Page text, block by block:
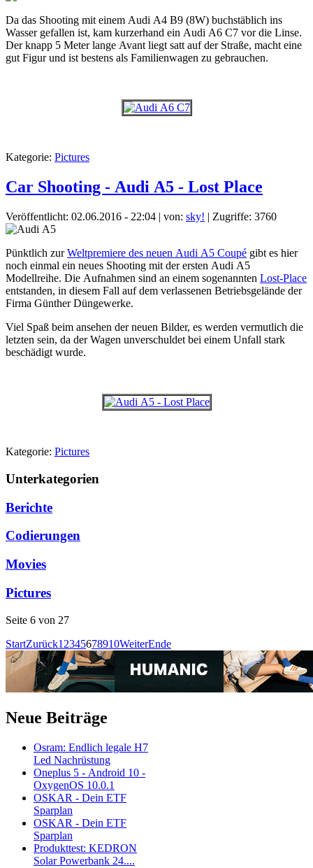
Da das Shooting mit einem Audi A4 B9 (8W) buchstäblich ins
Wasser gefallen ist, kam kurzerhand ein Audi A6 C7 vor die Linse.
Der knapp 5 Meter lange Avant liegt satt auf der Straße, macht eine
gut Figur und ist bestens als Familienwagen zu gebrauchen.
Kategorie: Pictures
Car Shooting - Audi A5 - Lost Place
Veröffentlicht: 02.06.2016 - 22:04 | von: sky! | Zugriffe: 3760
Pünktlich zurWeltpremiere des neuen Audi A5 Coupé gibt es hier
noch einmal ein neues Shooting mit der ersten Audi A5
Modellreihe. Die Aufnahmen sind an einem sogenannten Lost-Place
entstanden, in diesem Fall auf dem verlassenen Betriebsgelände der
Firma Günther Düngewerke.
Viel Spaß beim ansehen der neuen Bilder, es werden vermutlich die
letzten sein, da der Wagen unverschuldet bei einem Unfall stark
beschädigt wurde.
Kategorie: Pictures
Unterkategorien
Berichte
Codierungen
Movies
Pictures
Seite 6 von 27
StartZurück1 2345678910WeiterEnde
Neue Beiträge
Osram: Endlich legale H7
Led Nachrüstung
Oneplus 5 - Android 10 -
OxygenOS 10.0.1
OSKAR - Dein ETF
Sparplan
OSKAR - Dein ETF
Sparplan
Produkttest: KEDRON
Solar Powerbank 24....